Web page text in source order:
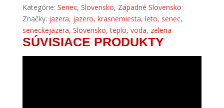
Kategórie: Senec, Slovensko, Západné Slovensko
Značky: jazera, jazero, krasnemiesta, leto, senec,
seneckejazera, Slovensko,teplo, voda, zelena
SÚVISIACE PRODUKTY